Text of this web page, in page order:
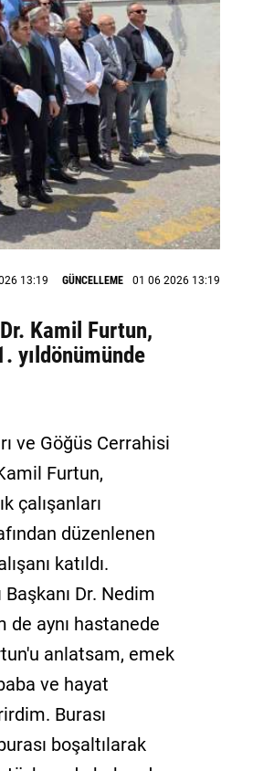
13:19 GÜNCELLEME 01 06 2026 13:19
Kamil Furtun,
yıldönümünde
ve Göğüs Cerrahisi
Furtun,
çalışanları
düzenlenen
katıldı.
Dr. Nedim
de aynı hastanede
anlatsam, emek
ve hayat
Burası
boşaltılarak